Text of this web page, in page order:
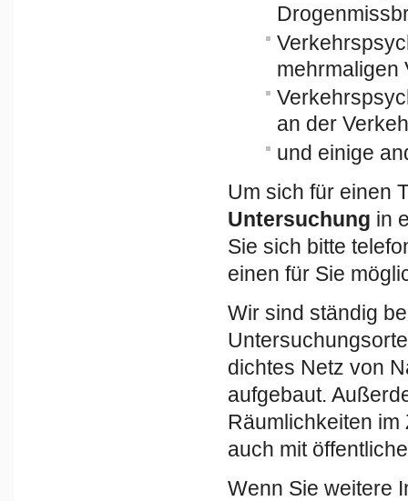
mehrmaligen
an der
und einige
Um sich für einen
Untersuchung in
Sie sich bitte
einen für Sie
Wir sind ständig
dichtes Netz von
aufgebaut.
Räumlichkeiten im
auch mit
Wenn Sie weitere